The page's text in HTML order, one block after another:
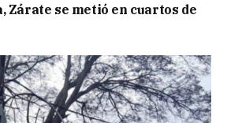
Zárate se metió en cuartos de